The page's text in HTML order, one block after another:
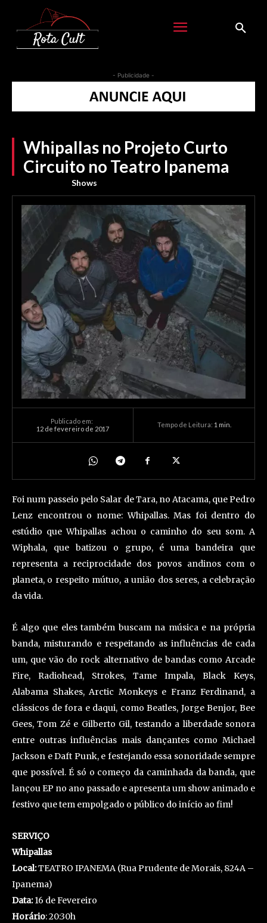
- Publicidade -
Whipallas no Projeto Curto
Circuito no Teatro Ipanema
Shows
Publicado em:
12 de fevereiro de 2017
Tempo de Leitura: 1 min.
Foi num passeio pelo Salar de Tara, no Atacama, que Pedro
Lenz encontrou o nome: Whipallas. Mas foi dentro do
estúdio que Whipallas achou o caminho do seu som. A
Wiphala, que batizou o grupo, é uma bandeira que
representa a reciprocidade dos povos andinos com o
planeta, o respeito mútuo, a união dos seres, a celebração
da vida.
É algo que eles também buscam na música e na própria
banda, misturando e respeitando as influências de cada
um, que vão do rock alternativo de bandas como Arcade
Fire, Radiohead, Strokes, Tame Impala, Black Keys,
Alabama Shakes, Arctic Monkeys e Franz Ferdinand, a
clássicos de fora e daqui, como Beatles, Jorge Benjor, Bee
Gees, Tom Zé e Gilberto Gil, testando a liberdade sonora
entre outras influências mais dançantes como Michael
Jackson e Daft Punk, e festejando essa sonoridade sempre
que possível. É só o começo da caminhada da banda, que
lançou EP no ano passado e apresenta um show animado e
festivo que tem empolgado o público do início ao fim!
SERVIÇO
Whipallas
Local:TEATRO IPANEMA (Rua Prudente de Morais, 824A –
Ipanema)
Data:16 de Fevereiro
Horário: 20:30h